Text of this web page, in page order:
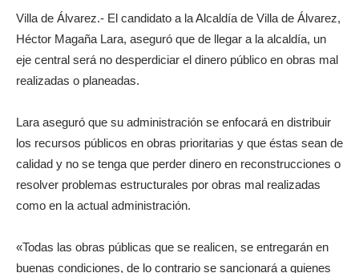
Villa de Álvarez.- El candidato a la Alcaldía de Villa de Álvarez,
Héctor Magaña Lara, aseguró que de llegar a la alcaldía, un
eje central será no desperdiciar el dinero público en obras mal
realizadas o planeadas.
Lara aseguró que su administración se enfocará en distribuir
los recursos públicos en obras prioritarias y que éstas sean de
calidad y no se tenga que perder dinero en reconstrucciones o
resolver problemas estructurales por obras mal realizadas
como en la actual administración.
«Todas las obras públicas que se realicen, se entregarán en
buenas condiciones, de lo contrario se sancionará a quienes